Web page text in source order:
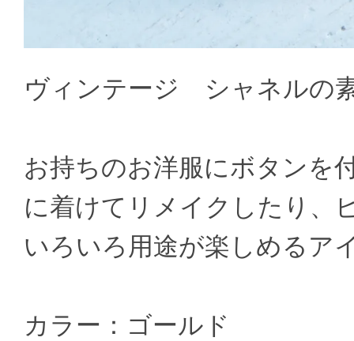
ヴィンテージ シャネルの
お持ちのお洋服にボタンを
に着けてリメイクしたり、
いろいろ用途が楽しめるア
カラー：ゴールド